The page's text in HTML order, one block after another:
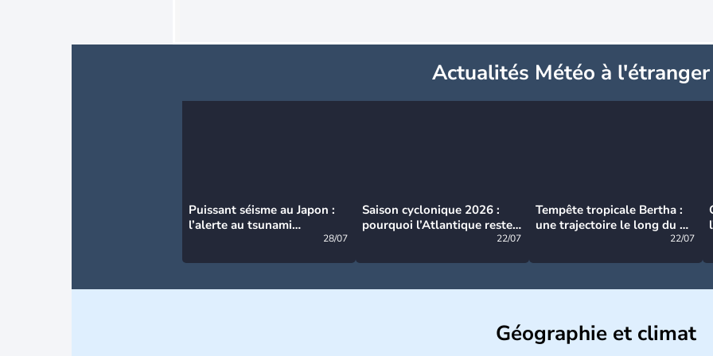
Actualités Météo à l'étranger
Puissant séisme au Japon :
l’alerte au tsunami
28/07
Saison cyclonique 2026 :
pourquoi l’Atlantique reste
22/07
Tempête tropicale Bertha :
une trajectoire le long du du
22/07
Géographie et climat